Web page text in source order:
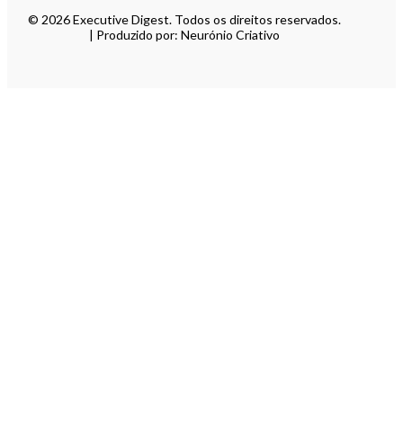
© 2026 Executive Digest. Todos os direitos reservados.
| Produzido por: Neurónio Criativo